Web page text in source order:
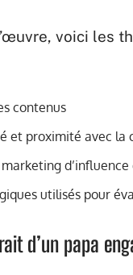
voici les
contenus
et proximité avec la
marketing
utilisés pour
d’un papa